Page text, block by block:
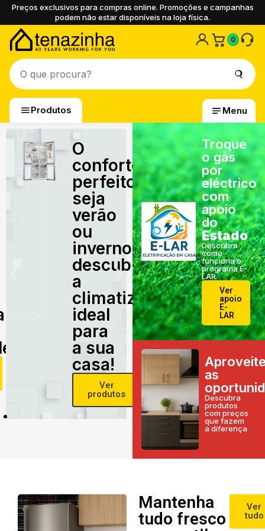
Preços exclusivos para compras online. Promoções e campanhas
podem não estar disponíveis na loja física.
0
Produtos Menu
O
conforto
perfeito,
seja
verão
ou
inverno,
descubra
a
climatização
ideal
para
a sua
casa!
Ver
produtos
Troque
o gás
por
eléctrico
com
apoio
do
Estado
Descubra
como
funciona o
programa E-
LAR
Ver
apoio
E-
LAR
as
Descubra
produtos
com preços
que fazem
a diferença
Mantenha
tudo fresco
Ver
tudo